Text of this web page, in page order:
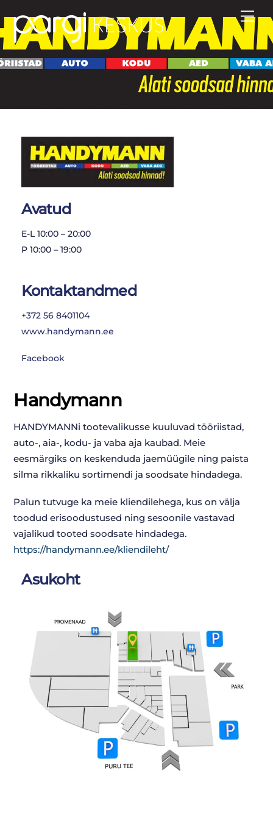
to
content
Avatud
E-L 10:00 – 20:00
P 10:00 – 19:00
Kontaktandmed
+372 56 8401104
www.handymann.ee
Facebook
Handymann
HANDYMANNi tootevalikusse kuuluvad tööriistad,
auto-, aia-, kodu- ja vaba aja kaubad. Meie
eesmärgiks on keskenduda jaemüügile ning paista
silma rikkaliku sortimendi ja soodsate hindadega.
Palun tutvuge ka meie kliendilehega, kus on välja
toodud erisoodustused ning sesoonile vastavad
vajalikud tooted soodsate hindadega.
https://handymann.ee/kliendileht/
Asukoht